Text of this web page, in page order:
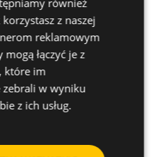
shopping_cart 4.0
GERMAN
POLISH
z naszej
reklamowym
łączyć je z
które im
zebrali w wyniku
z ich usług.